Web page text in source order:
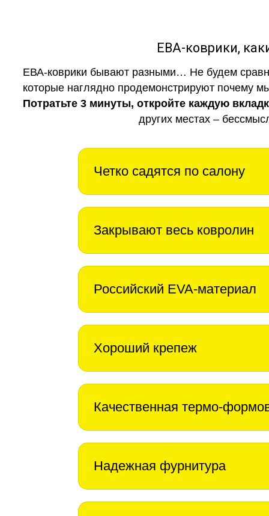
ЕВА-коврики,
ЕВА-коврики бывают разными… Не будем
которые наглядно продемонстрируют почему
Потратьте 3 минуты, откройте каждую
других местах –
Четко садятся по салону
Закрывают весь ковролин
Российский EVA-материал
Хороший крепеж
Качественная термо-
Надежная фурнитура